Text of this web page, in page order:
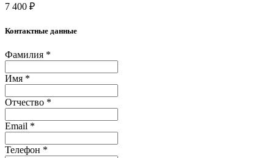
7 400 ₽
Контактные данные
Фамилия *
Имя *
Отчество *
Email *
Телефон *